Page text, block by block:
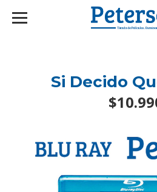
googlef2d1455d5020445a.html
Si Decido